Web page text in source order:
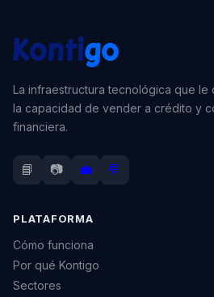
La infraestructura tecnológica que le
la capacidad de vender a crédito y
financiera.
📘 📷 💼 💬
PLATAFORMA
Cómo funciona
Por qué Kontigo
Sectores